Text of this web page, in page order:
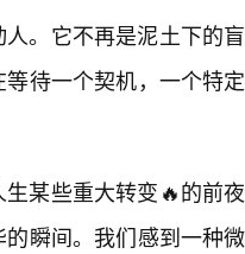
。它不再是泥土下的
待一个契机，一个特
某些重大转变🔥的前
瞬间。我们感到一种